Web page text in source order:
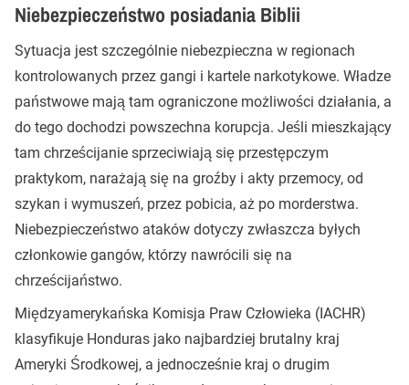
Niebezpieczeństwo posiadania Biblii
Sytuacja jest szczególnie niebezpieczna w regionach
kontrolowanych przez gangi i kartele narkotykowe. Władze
państwowe mają tam ograniczone możliwości działania, a
do tego dochodzi powszechna korupcja. Jeśli mieszkający
tam chrześcijanie sprzeciwiają się przestępczym
praktykom, narażają się na groźby i akty przemocy, od
szykan i wymuszeń, przez pobicia, aż po morderstwa.
Niebezpieczeństwo ataków dotyczy zwłaszcza byłych
członkowie gangów, którzy nawrócili się na
chrześcijaństwo.
Międzyamerykańska Komisja Praw Człowieka (IACHR)
klasyfikuje Honduras jako najbardziej brutalny kraj
Ameryki Środkowej, a jednocześnie kraj o drugim